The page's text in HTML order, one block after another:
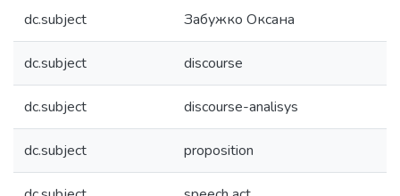
dc.subject Забужко Оксана
dc.subject discourse
dc.subject discourse-analisys
dc.subject proposition